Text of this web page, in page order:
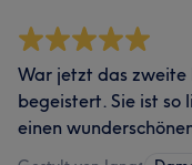
War jetzt das zweite
begeistert. Sie ist
einen